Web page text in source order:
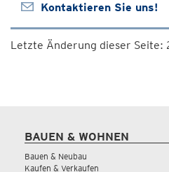
Kontaktieren Sie uns!
Letzte Änderung dieser
BAUEN & WOHNEN
Bauen & Neubau
Kaufen & Verkaufen